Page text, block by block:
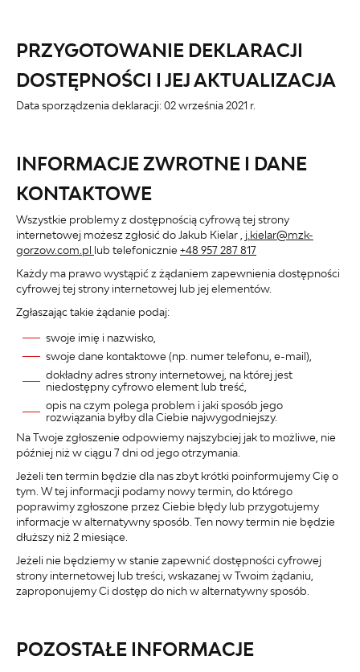
PRZYGOTOWANIE DEKLARACJI
DOSTĘPNOŚCI I JEJ AKTUALIZACJA
Data sporządzenia deklaracji:02 września 2021 r.
INFORMACJE ZWROTNE I DANE
KONTAKTOWE
Wszystkie problemy z dostępnością cyfrową tej strony
internetowej możesz zgłosić doJakub Kielar
j.kielar@mzk-
gorzow.com.pl lub telefonicznie+48 957 287 817
Każdy ma prawo wystąpić z żądaniem zapewnienia dostępności
cyfrowej tej strony internetowej lub jej elementów.
Zgłaszając takie żądanie podaj:
swoje imię i nazwisko,
swoje dane kontaktowe (np. numer telefonu, e-mail),
dokładny adres strony internetowej, na której jest
niedostępny cyfrowo element lub treść,
opis na czym polega problem i jaki sposób jego
rozwiązania byłby dla Ciebie najwygodniejszy.
Na Twoje zgłoszenie odpowiemy najszybciej jak to możliwe, nie
później niż w ciągu 7 dni od jego otrzymania.
Jeżeli ten termin będzie dla nas zbyt krótki poinformujemy Cię o
tym. W tej informacji podamy nowy termin, do którego
poprawimy zgłoszone przez Ciebie błędy lub przygotujemy
informacje w alternatywny sposób. Ten nowy termin nie będzie
dłuższy niż 2 miesiące.
Jeżeli nie będziemy w stanie zapewnić dostępności cyfrowej
strony internetowej lub treści, wskazanej w Twoim żądaniu,
zaproponujemy Ci dostęp do nich w alternatywny sposób.
POZOSTAŁE INFORMACJE